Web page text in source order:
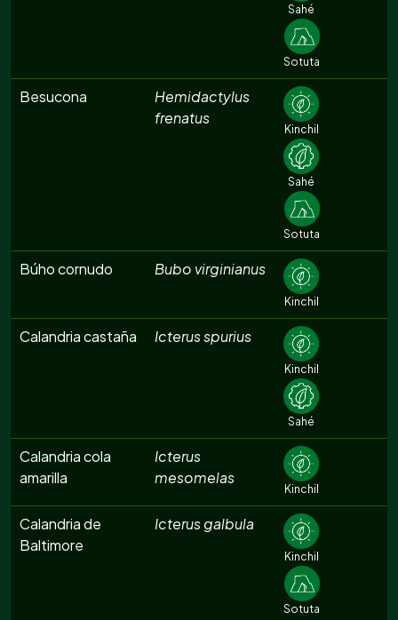
Sahé
Sotuta
Besucona
Hemidactylus
frenatus
Kinchil
Sahé
Sotuta
Búho cornudo Bubo virginianus
Kinchil
Calandria castaña Icterus spurius
Kinchil
Sahé
Calandria cola
amarilla
Icterus
mesomelas
Kinchil
Calandria de
Baltimore
Icterus galbula
Kinchil
Sotuta